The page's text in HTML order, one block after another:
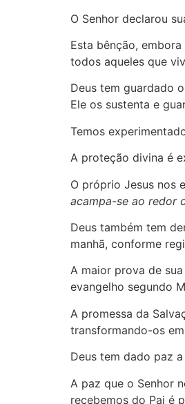
O Senhor declarou
Esta bênção,
todos aqueles que
Deus tem guardado
Ele os sustenta e
Temos
A proteção divina é
O próprio Jesus nos
acampa-se ao redor
Deus também tem
manhã, conforme
A maior prova de
evangelho segundo
A promessa da
transformando-os
Deus tem dado paz
A paz que o Senhor
recebemos do Pai é